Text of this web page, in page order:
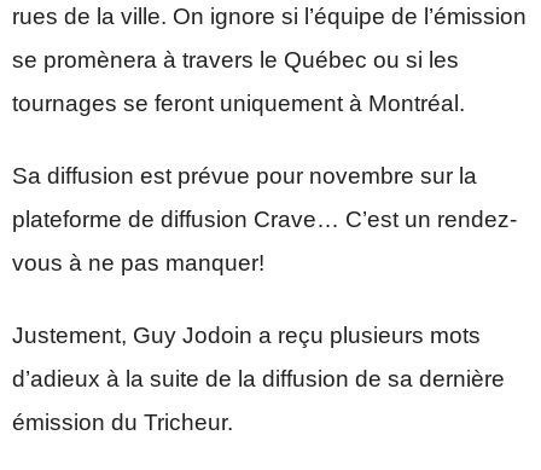
rues de la ville. On ignore si l’équipe de l’émission
se promènera à travers le Québec ou si les
tournages se feront uniquement à Montréal.
Sa diffusion est prévue pour novembre sur la
plateforme de diffusion Crave… C’est un rendez-
vous à ne pas manquer!
Justement, Guy Jodoin a reçu plusieurs mots
d’adieux à la suite de la diffusion de sa dernière
émission du Tricheur.